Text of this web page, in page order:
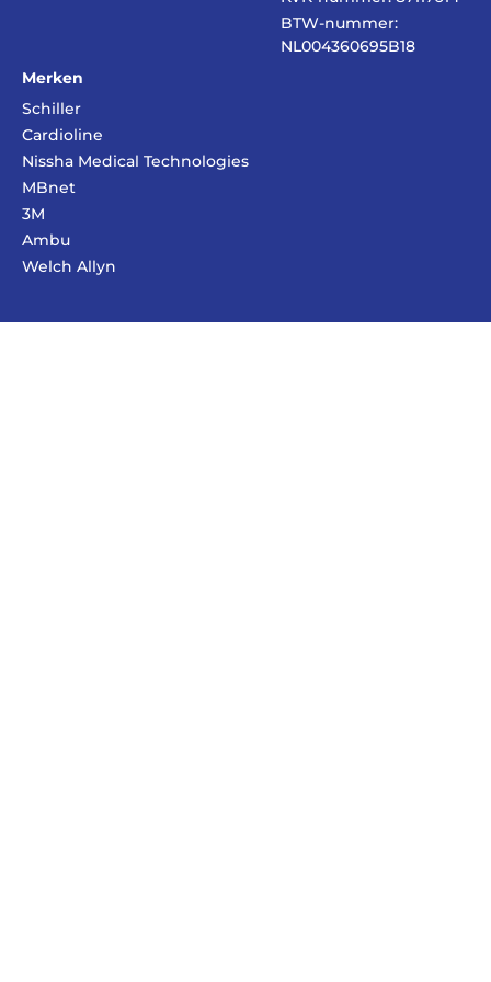
BTW-nummer:
NL004360695B18
Merken
Schiller
Cardioline
Nissha Medical Technologies
MBnet
3M
Ambu
Welch Allyn